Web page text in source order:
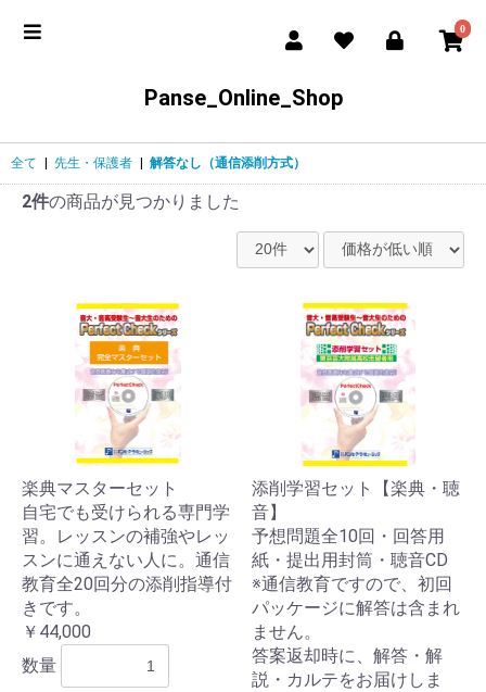
0
Panse_Online_Shop
全て 先生・保護者 解答なし（通信添削方式）
2件の商品が見つかりました
楽典マスターセット
自宅でも受けられる専門学
習。レッスンの補強やレッ
スンに通えない人に。通信
教育全20回分の添削指導付
きです。
￥44,000
数量
添削学習セット【楽典・聴
音】
予想問題全10回・回答用
紙・提出用封筒・聴音CD
※通信教育ですので、初回
パッケージに解答は含まれ
ません。
答案返却時に、解答・解
説・カルテをお届けしま